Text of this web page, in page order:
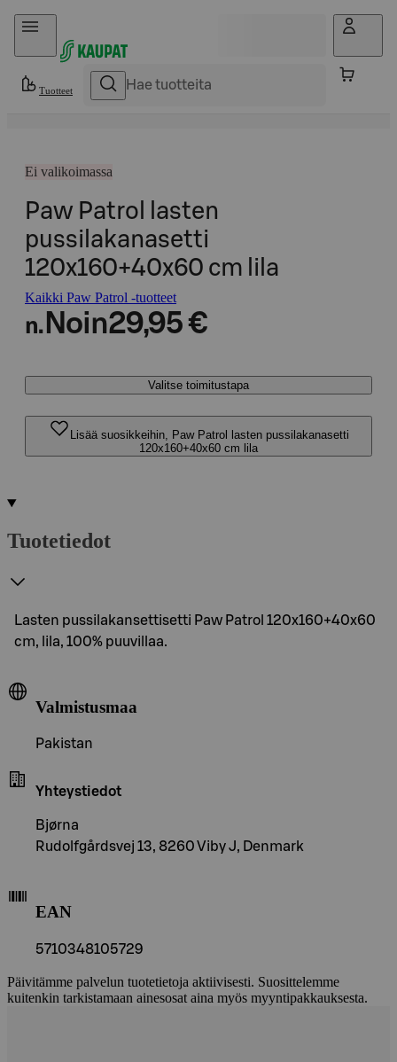
Hyppää sisältöön
Tuotteet
Ei valikoimassa
Paw Patrol lasten
pussilakanasetti
120x160+40x60 cm lila
Kaikki Paw Patrol -tuotteet
n. Noin29,95 €
Valitse toimitustapa
Lisää suosikkeihin, Paw Patrol lasten pussilakanasetti
120x160+40x60 cm lila
Tuotetiedot
Lasten pussilakansettisetti Paw Patrol 120x160+40x60
cm, lila, 100% puuvillaa.
Valmistusmaa
Pakistan
Yhteystiedot
Bjørna
Rudolfgårdsvej 13, 8260 Viby J, Denmark
EAN
5710348105729
Päivitämme palvelun tuotetietoja aktiivisesti. Suosittelemme
kuitenkin tarkistamaan ainesosat aina myös myyntipakkauksesta.